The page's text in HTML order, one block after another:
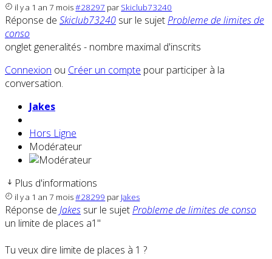
il y a 1 an 7 mois#28297 par Skiclub73240
Réponse de Skiclub73240 sur le sujetProbleme de limites de
conso
onglet generalités - nombre maximal d'inscrits
Connexion ou Créer un compte pour participer à la
conversation.
Jakes
Hors Ligne
Modérateur
Plus d'informations
il y a 1 an 7 mois#28299 par Jakes
Réponse de Jakes sur le sujetProbleme de limites de conso
un limite de places a1"
Tu veux dire limite de places à 1 ?